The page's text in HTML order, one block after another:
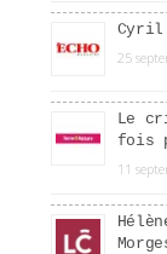
Cyril
25
Le
fois
11